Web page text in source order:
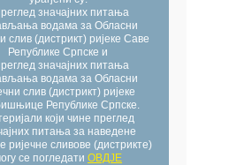
значајних питања
водама за Обласни
слив (дистрикт) ријеке Саве
Републике Српске и
значајних питања
водама за Обласни
слив (дистрикт) ријеке
Републике Српске.
који чине преглед
питања за наведене
ријечне сливове (дистрикте)
се погледати ОВДЈЕ